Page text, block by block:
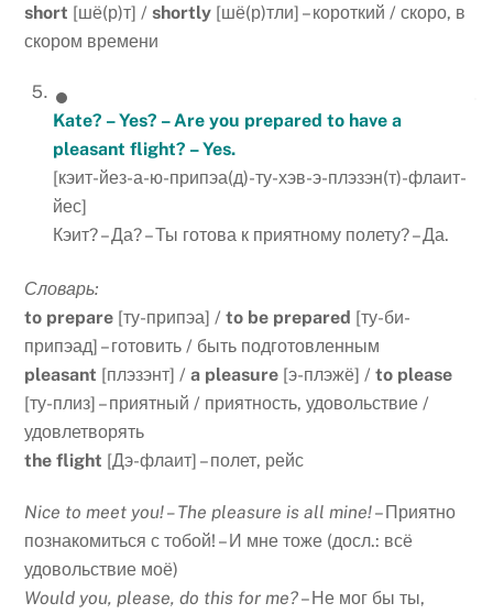
short [шё(р)т] /shortly [шё(р)тли] – короткий / скоро, в
скором времени
Kate? – Yes? – Are you prepared to have a
pleasant flight? – Yes.
[кэит-йез-а-ю-припэа(д)-ту-хэв-э-плэзэн(т)-флаит-
йес]
Кэит? – Да? – Ты готова к приятному полету? – Да.
Словарь:
to prepare [ту-припэа] /to be prepared [ту-би-
припэад] – готовить / быть подготовленным
pleasant [плэзэнт] / a pleasure [э-плэжё] /to please
[ту-плиз] – приятный / приятность, удовольствие /
удовлетворять
the flight [Дэ-флаит] – полет, рейс
Nice to meet you! – The pleasure is all mine!– Приятно
познакомиться с тобой! – И мне тоже (досл.: всё
удовольствие моё)
Would you, please, do this for me?– Не мог бы ты,